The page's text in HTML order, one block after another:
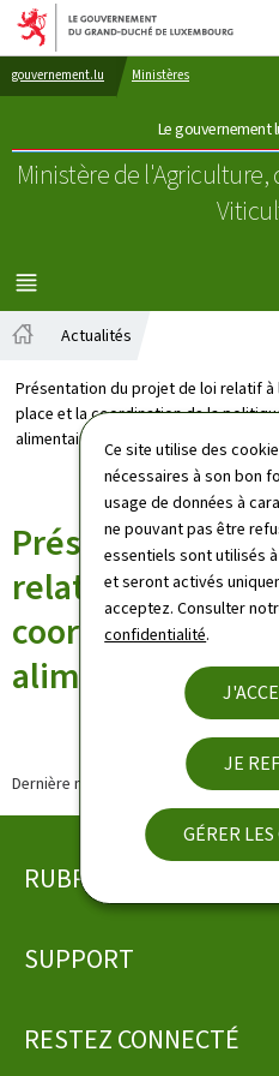
Ce site utilise des
nécessaires à son bon
usage de données à
ne pouvant pas être
essentiels sont utilisés
et seront activés
acceptez. Consulter
confidentialité.
JE
GÉRER
Aller au
Aller au
gouvernement.lu Ministères
Le gouvernement
Ministère de
MENU
PRINCIPAL
Actualités
Présentation du projet de loi relatif à
place et la coordination de la
alimentaire
Présentation du
relatif à la mise
coordination de
alimentaire
Dernière modification le 22.09.2021
Pied
page
RUBRIQUES
SUPPORT
RESTEZ CONNECTÉ